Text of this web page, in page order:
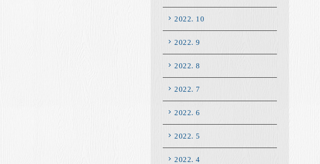
2022. 10
2022. 9
2022. 8
2022. 7
2022. 6
2022. 5
2022. 4